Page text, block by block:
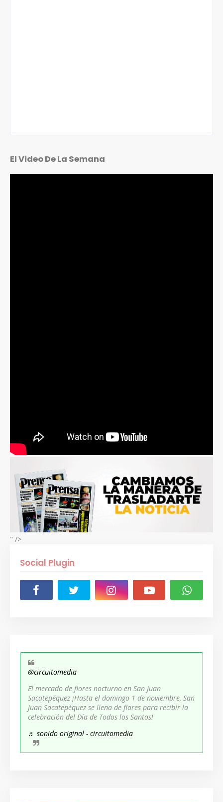
El Video De La Semana
" />
Social Plugin
@circuitomedia
El mercado de flores nocturno en San Juan
Sacatepéquez ¡Hasta el domingo 1 de noviembre, San
Juan Sacatepéquez se llena de flores para recibir la
celebración del Día de Todos los Santos!
♬ sonido original - circuitomedia